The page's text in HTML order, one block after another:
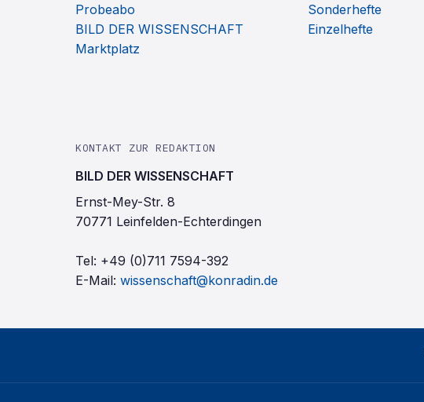
Probeabo
BILD DER WISSENSCHAFT
Marktplatz
Sonderhefte
Einzelhefte
KONTAKT ZUR REDAKTION
BILD DER WISSENSCHAFT
Ernst-Mey-Str. 8
70771 Leinfelden-Echterdingen
Tel: +49 (0)711 7594-392
E-Mail: wissenschaft@konradin.de